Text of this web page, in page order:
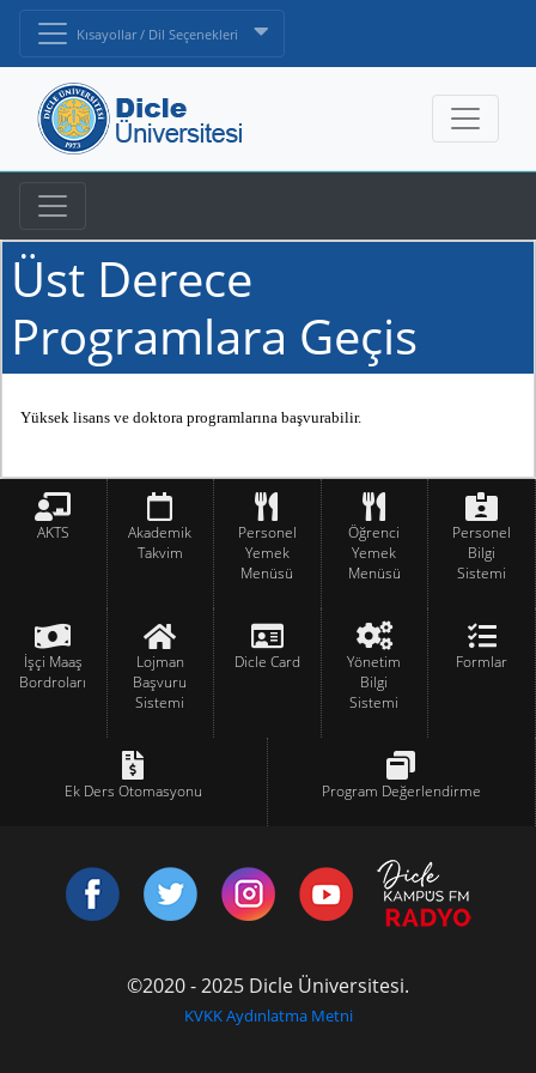
Kısayollar / Dil Seçenekleri
Üst Derece
Programlara Geçis
Yüksek lisans ve doktora programlarına başvurabilir.
AKTS
Akademik
Takvim
Personel
Yemek
Menüsü
Öğrenci
Yemek
Menüsü
Personel
Bilgi
Sistemi
İşçi Maaş
Bordroları
Lojman
Başvuru
Sistemi
Dicle Card
Yönetim
Bilgi
Sistemi
Formlar
Ek Ders Otomasyonu Program Değerlendirme
©2020 - 2025 Dicle Üniversitesi.
KVKK Aydınlatma Metni